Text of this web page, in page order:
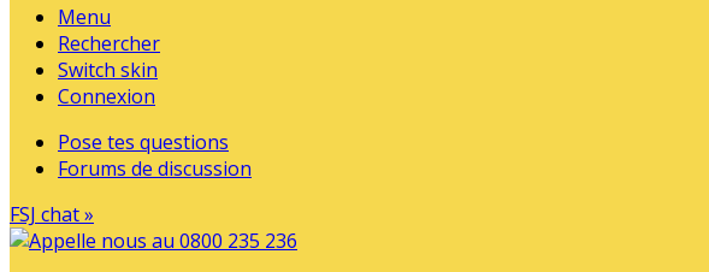
Menu
Rechercher
Switch skin
Connexion
Pose tes questions
Forums de discussion
FSJ chat »